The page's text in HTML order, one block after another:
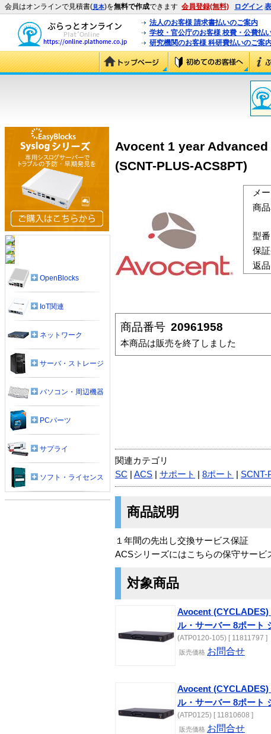
会員はオンラインで見積書(見本)を無料で作成できます 会員登録(無料) ログイン
法人のお客様 請求書払いのご案内
学校・官公庁のお客様 校費・公費払
研究機関のお客様 科研費払いのご案
Avocent 1 year
(SCNT-PLUS-ACS8PT)
メ
商
型番
保
返
商品番号 20961958
本商品は販売を終了しました
関連カテゴリ
SC
ACS サポート 8ポート SCNT-
商品説明
１年間の先出し交換サービス保証
ACSシリーズにはこちらの保守サービ
対象商品
Avocent
ル・サーバー 8ポート
(ATP0120-105) [ 11811797 ]
販売価格 お問合せ
Avocent
ル・サーバー 8ポート
(ATP0125) [ 11810608 ]
販売価格 お問合せ
OpenBlocks
IoT関連
ネットワーク
サーバ・ストレージ
パソコン・周辺機器
PCパーツ
サプライ
ソフト・ライセンス